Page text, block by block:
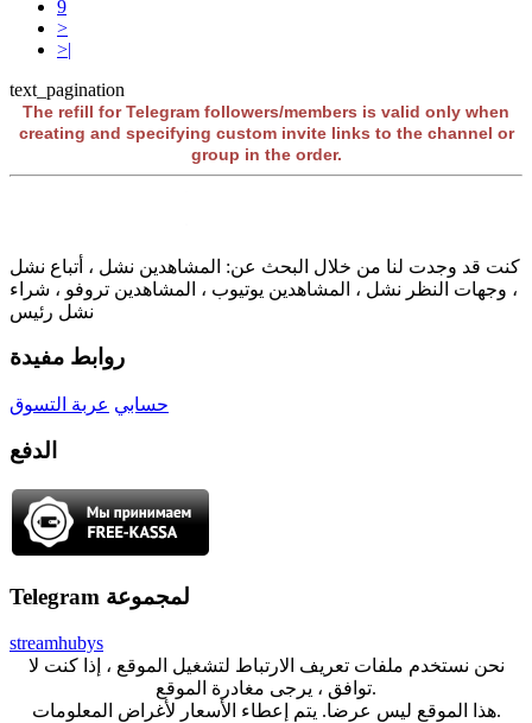
9
>
>|
text_pagination
The refill for Telegram followers/members is valid only when
creating and specifying custom invite links to the channel or
group in the order.
كنت قد وجدت لنا من خلال البحث عن: المشاهدين نشل ، أتباع نشل
، وجهات النظر نشل ، المشاهدين يوتيوب ، المشاهدين تروفو ، شراء
نشل رئيس
روابط مفيدة
حسابي عربة التسوق
الدفع
Telegram لمجموعة
streamhubys
نحن نستخدم ملفات تعريف الارتباط لتشغيل الموقع ، إذا كنت لا
توافق ، يرجى مغادرة الموقع.
هذا الموقع ليس عرضا. يتم إعطاء الأسعار لأغراض المعلومات.